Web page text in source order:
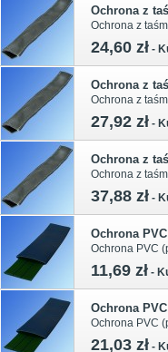
Ochrona z
24,60 zł -
Ochrona z
27,92 zł -
Ochrona z
37,88 zł -
11,69 zł -
Ochrona
21,03 zł -